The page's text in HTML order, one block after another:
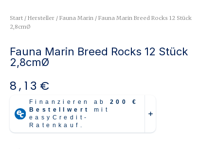
Start / Hersteller / Fauna Marin / Fauna Marin Breed Rocks 12 Stück
2,8cmØ
Fauna Marin Breed Rocks 12 Stück
2,8cmØ
8,13 €